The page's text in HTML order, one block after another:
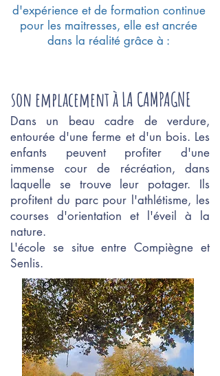
d'expérience et de formation continue
pour les maitresses, elle est ancrée
dans la réalité grâce à :
son emplacement à LA CAMPAGNE
Dans un beau cadre de verdure,
entourée d'une ferme et d'un bois. Les
enfants peuvent profiter d'une
immense cour de récréation, dans
laquelle se trouve leur potager. Ils
profitent du parc pour l'athlétisme, les
courses d'orientation et l'éveil à la
nature.
L'école se situe entre Compiègne et
Senlis.